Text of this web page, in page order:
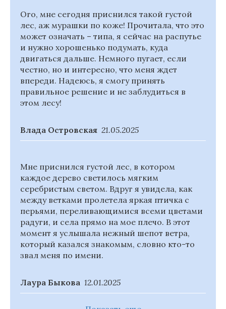
Ого, мне сегодня приснился такой густой
лес, аж мурашки по коже! Прочитала, что это
может означать – типа, я сейчас на распутье
и нужно хорошенько подумать, куда
двигаться дальше. Немного пугает, если
честно, но и интересно, что меня ждет
впереди. Надеюсь, я смогу принять
правильное решение и не заблудиться в
этом лесу!
Влада Островская 21.05.2025
Мне приснился густой лес, в котором
каждое дерево светилось мягким
серебристым светом. Вдруг я увидела, как
между ветками пролетела яркая птичка с
перьями, переливающимися всеми цветами
радуги, и села прямо на мое плечо. В этот
момент я услышала нежный шепот ветра,
который казался знакомым, словно кто-то
звал меня по имени.
Лаура Быкова 12.01.2025